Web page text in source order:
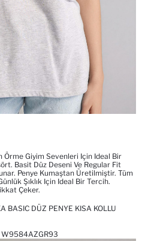
Örme Giyim Sevenleri Için Ideal Bir
Basit Düz Deseni Ve Regular Fit
Penye Kumaştan Üretilmiştir. Tüm
Şıklık Için Ideal Bir Tercih.
Çeker.
BASIC DÜZ PENYE KISA KOLLU
W9584AZGR93